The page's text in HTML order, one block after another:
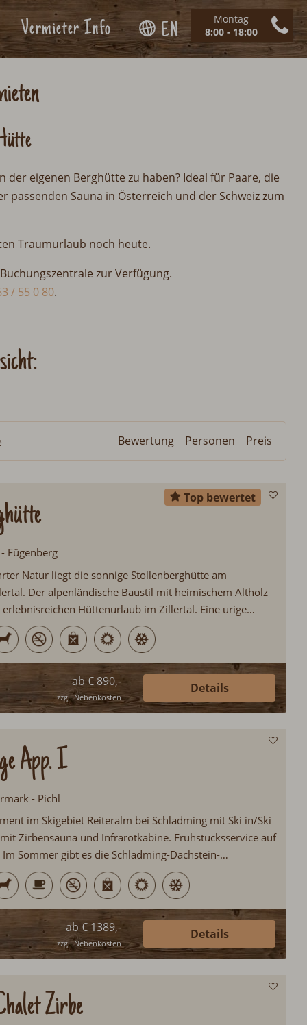
Montag
8:00 - 18:00
Vermieter Info EN
eigenen Berghütte zu haben? Ideal für Paare, die
Sauna in Österreich und der Schweiz zum
Traumurlaub noch heute.
zur Verfügung.
/ 55 0 80.
Bewertung Personen Preis
Top bewertet
Fügenberg
Natur liegt die sonnige Stollenberghütte am
Der alpenländische Baustil mit heimischem Altholz
Hüttenurlaub im Zillertal. Eine urige
ein alter Holzherd sowie eine Infrarotkabine
offen...
ab € 890,-
zzgl. Nebenkosten
Details
App. I
- Pichl
im Skigebiet Reiteralm bei Schladming mit Ski in/Ski
Zirbensauna und Infrarotkabine. Frühstücksservice auf
Sommer gibt es die Schladming-Dachstein-
Attraktionen für alle Gäste. Großer
für Kinder...
ab € 1389,-
zzgl. Nebenkosten
Details
Zirbe